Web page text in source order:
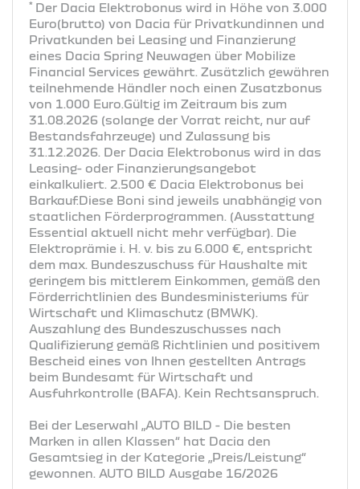
* Der Dacia Elektrobonus wird in Höhe von 3.000
Euro(brutto) von Dacia für Privatkundinnen und
Privatkunden bei Leasing und Finanzierung
eines Dacia Spring Neuwagen über Mobilize
Financial Services gewährt. Zusätzlich gewähren
teilnehmende Händler noch einen Zusatzbonus
von 1.000 Euro.Gültig im Zeitraum bis zum
31.08.2026 (solange der Vorrat reicht, nur auf
Bestandsfahrzeuge) und Zulassung bis
31.12.2026. Der Dacia Elektrobonus wird in das
Leasing- oder Finanzierungsangebot
einkalkuliert. 2.500 € Dacia Elektrobonus bei
Barkauf.Diese Boni sind jeweils unabhängig von
staatlichen Förderprogrammen. (Ausstattung
Essential aktuell nicht mehr verfügbar). Die
Elektroprämie i. H. v. bis zu 6.000 €, entspricht
dem max. Bundeszuschuss für Haushalte mit
geringem bis mittlerem Einkommen, gemäß den
Förderrichtlinien des Bundesministeriums für
Wirtschaft und Klimaschutz (BMWK).
Auszahlung des Bundeszuschusses nach
Qualifizierung gemäß Richtlinien und positivem
Bescheid eines von Ihnen gestellten Antrags
beim Bundesamt für Wirtschaft und
Ausfuhrkontrolle (BAFA). Kein Rechtsanspruch.
Bei der Leserwahl „AUTO BILD - Die besten
Marken in allen Klassen“ hat Dacia den
Gesamtsieg in der Kategorie „Preis/Leistung“
gewonnen. AUTO BILD Ausgabe 16/2026